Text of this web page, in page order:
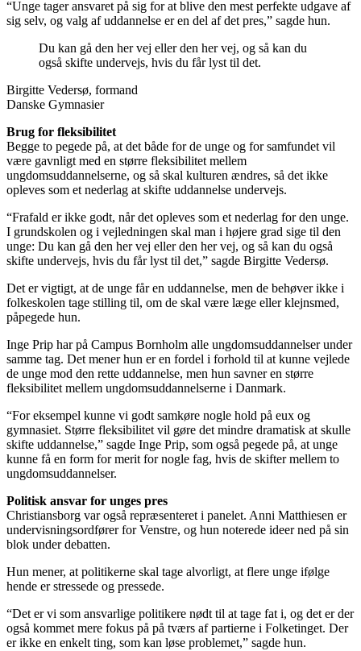
“Unge tager ansvaret på sig for at blive den mest perfekte udgave af
sig selv, og valg af uddannelse er en del af det pres,” sagde hun.
Du kan gå den her vej eller den her vej, og så kan du
også skifte undervejs, hvis du får lyst til det.
Birgitte Vedersø, formand
Danske Gymnasier
Brug for fleksibilitet
Begge to pegede på, at det både for de unge og for samfundet vil
være gavnligt med en større fleksibilitet mellem
ungdomsuddannelserne, og så skal kulturen ændres, så det ikke
opleves som et nederlag at skifte uddannelse undervejs.
“Frafald er ikke godt, når det opleves som et nederlag for den unge.
I grundskolen og i vejledningen skal man i højere grad sige til den
unge: Du kan gå den her vej eller den her vej, og så kan du også
skifte undervejs, hvis du får lyst til det,” sagde Birgitte Vedersø.
Det er vigtigt, at de unge får en uddannelse, men de behøver ikke i
folkeskolen tage stilling til, om de skal være læge eller klejnsmed,
påpegede hun.
Inge Prip har på Campus Bornholm alle ungdomsuddannelser under
samme tag. Det mener hun er en fordel i forhold til at kunne vejlede
de unge mod den rette uddannelse, men hun savner en større
fleksibilitet mellem ungdomsuddannelserne i Danmark.
“For eksempel kunne vi godt samkøre nogle hold på eux og
gymnasiet. Større fleksibilitet vil gøre det mindre dramatisk at skulle
skifte uddannelse,” sagde Inge Prip, som også pegede på, at unge
kunne få en form for merit for nogle fag, hvis de skifter mellem to
ungdomsuddannelser.
Politisk ansvar for unges pres
Christiansborg var også repræsenteret i panelet. Anni Matthiesen er
undervisningsordfører for Venstre, og hun noterede ideer ned på sin
blok under debatten.
Hun mener, at politikerne skal tage alvorligt, at flere unge ifølge
hende er stressede og pressede.
“Det er vi som ansvarlige politikere nødt til at tage fat i, og det er der
også kommet mere fokus på på tværs af partierne i Folketinget. Der
er ikke en enkelt ting, som kan løse problemet,” sagde hun.